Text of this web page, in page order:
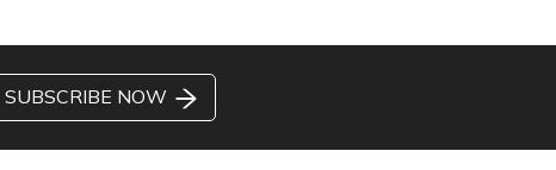
SUBSCRIBE NOW